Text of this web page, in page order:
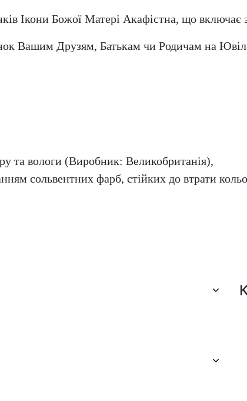
Ікони Божої Матері Акафістна, що
Вашим Друзям, Батькам чи Родичам на
та вологи (Виробник: Великобританія),
сольвентних фарб, стійких до втрати